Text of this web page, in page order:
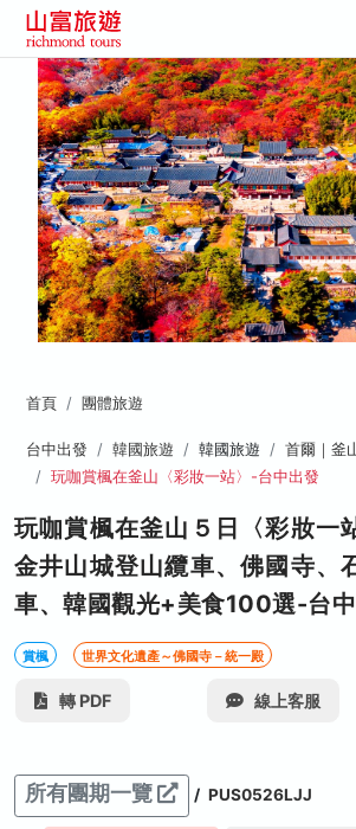
首頁 團體旅遊
台中出發 韓國旅遊 韓國旅遊
首爾｜釜
玩咖賞楓在釜山〈彩妝一站〉-台中出發
玩咖賞楓在釜山５日〈彩妝一
金井山城登山纜車、佛國寺、
車、韓國觀光+美食100選-台
賞楓 世界文化遺產～佛國寺－統一殿
轉 PDF 線上客服
所有團期一覽 / PUS0526LJJ